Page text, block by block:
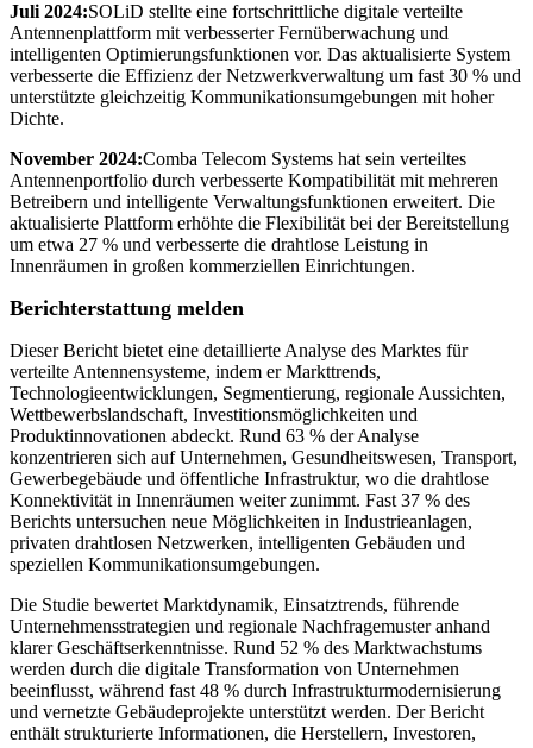
Juli 2024:SOLiD stellte eine fortschrittliche digitale verteilte
Antennenplattform mit verbesserter Fernüberwachung und
intelligenten Optimierungsfunktionen vor. Das aktualisierte System
verbesserte die Effizienz der Netzwerkverwaltung um fast 30 % und
unterstützte gleichzeitig Kommunikationsumgebungen mit hoher
Dichte.
November 2024:Comba Telecom Systems hat sein verteiltes
Antennenportfolio durch verbesserte Kompatibilität mit mehreren
Betreibern und intelligente Verwaltungsfunktionen erweitert. Die
aktualisierte Plattform erhöhte die Flexibilität bei der Bereitstellung
um etwa 27 % und verbesserte die drahtlose Leistung in
Innenräumen in großen kommerziellen Einrichtungen.
Berichterstattung melden
Dieser Bericht bietet eine detaillierte Analyse des Marktes für
verteilte Antennensysteme, indem er Markttrends,
Technologieentwicklungen, Segmentierung, regionale Aussichten,
Wettbewerbslandschaft, Investitionsmöglichkeiten und
Produktinnovationen abdeckt. Rund 63 % der Analyse
konzentrieren sich auf Unternehmen, Gesundheitswesen, Transport,
Gewerbegebäude und öffentliche Infrastruktur, wo die drahtlose
Konnektivität in Innenräumen weiter zunimmt. Fast 37 % des
Berichts untersuchen neue Möglichkeiten in Industrieanlagen,
privaten drahtlosen Netzwerken, intelligenten Gebäuden und
speziellen Kommunikationsumgebungen.
Die Studie bewertet Marktdynamik, Einsatztrends, führende
Unternehmensstrategien und regionale Nachfragemuster anhand
klarer Geschäftserkenntnisse. Rund 52 % des Marktwachstums
werden durch die digitale Transformation von Unternehmen
beeinflusst, während fast 48 % durch Infrastrukturmodernisierung
und vernetzte Gebäudeprojekte unterstützt werden. Der Bericht
enthält strukturierte Informationen, die Herstellern, Investoren,